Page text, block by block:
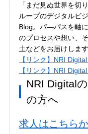
「まだ見ぬ世界を切
ループのデジタルビ
Blog。パ―パスを軸
のプロセスや想い、
土などをお届けします
【リンク】NRI
【リンク】NRI
NRI Digital
の方へ
求人はこちら